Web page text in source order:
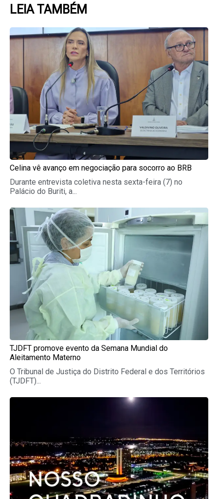
LEIA TAMBÉM
Celina vê avanço em negociação para socorro ao BRB
Durante entrevista coletiva nesta sexta-feira (7) no
Palácio do Buriti, a...
TJDFT promove evento da Semana Mundial do
Aleitamento Materno
O Tribunal de Justiça do Distrito Federal e dos Territórios
(TJDFT)...
PagePagePagePagePage